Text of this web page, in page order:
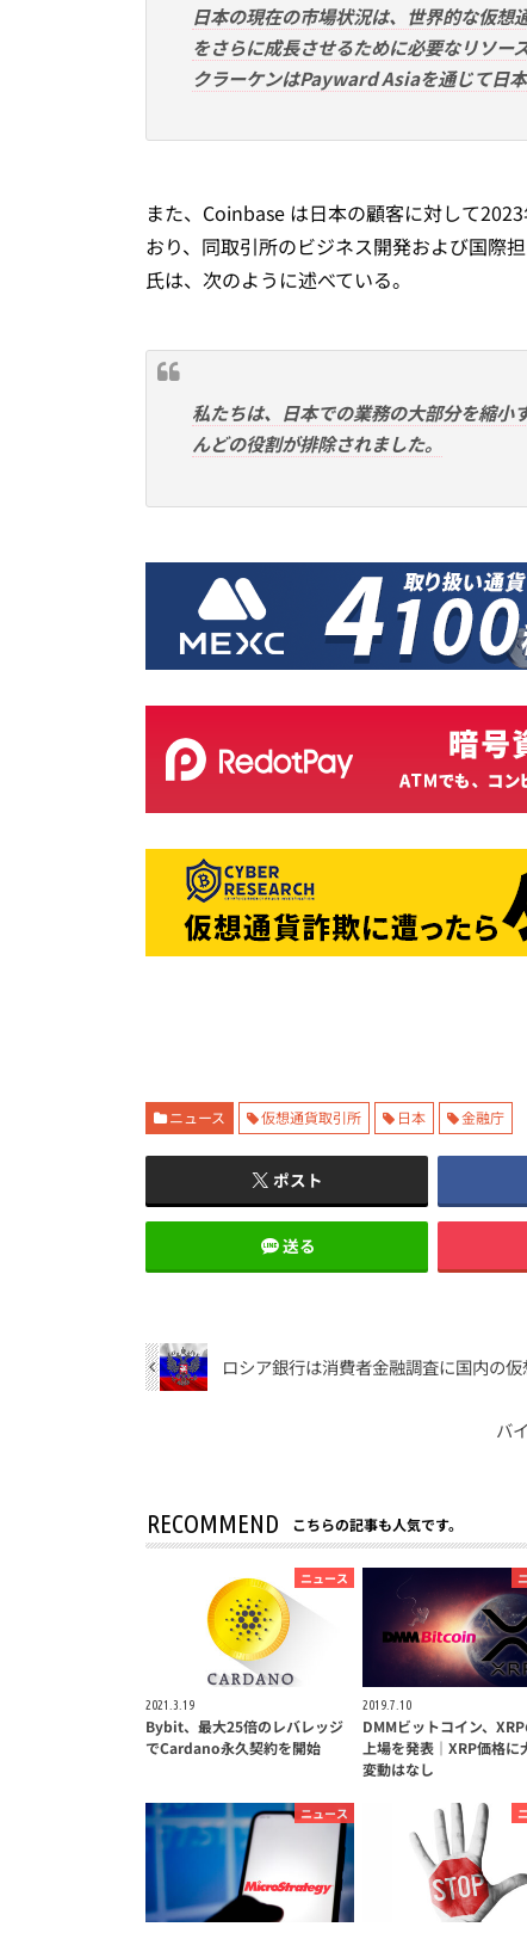
日本の現在の市場状況は、世界的な仮想
をさらに成長させるために必要なリソー
クラーケンはPayward Asiaを通じて日
また、Coinbase は日本の顧客に対して
おり、同取引所のビジネス開発および国際
氏は、次のように述べている。
私たちは、日本での業務の大部分を縮小
んどの役割が排除されました。
ニュース 仮想通貨取引所 日本 金融庁
ポスト
送る
ロシア銀行は消費者金融調査に国内の
バ
RECOMMEND こちらの記事も人気です。
ニュース
2021.3.19
Bybit、最大25倍のレバレッジ
でCardano永久契約を開始
2019.7.10
DMMビットコイン、
上場を発表｜XRP価格に
変動はなし
ニュース